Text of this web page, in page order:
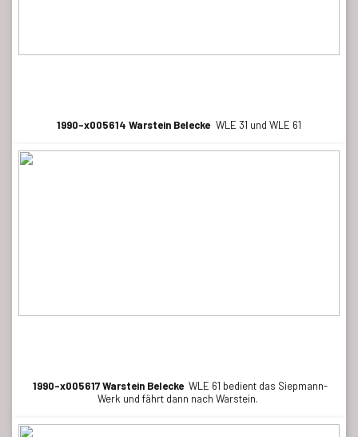
1990-x005614 Warstein Belecke WLE 31 und WLE 61
1990-x005617 Warstein Belecke WLE 61 bedient das Siepmann-
Werk und fährt dann nach Warstein.